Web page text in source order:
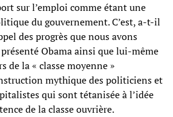
sur l’emploi comme étant une
du gouvernement. C’est, a-t-il
des progrès que nous avons
Obama ainsi que lui-même
de la « classe moyenne »
mythique des politiciens et
qui sont tétanisée à l’idée
de la classe ouvrière.